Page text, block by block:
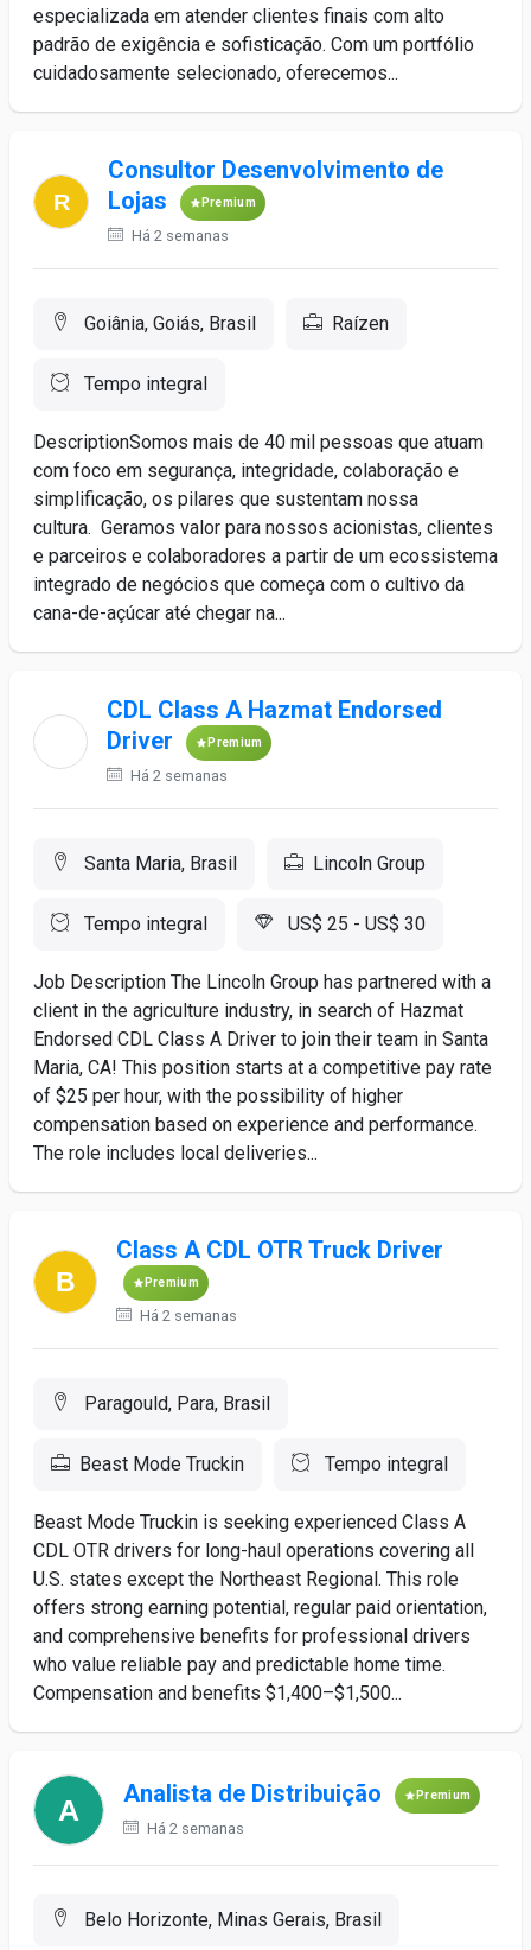
especializada em atender clientes finais com alto
padrão de exigência e sofisticação. Com um portfólio
cuidadosamente selecionado, oferecemos...
Consultor Desenvolvimento de
Lojas
Premium
Há 2 semanas
Goiânia, Goiás, Brasil Raízen
Tempo integral
DescriptionSomos mais de 40 mil pessoas que atuam
com foco em segurança, integridade, colaboração e
simplificação, os pilares que sustentam nossa
cultura. Geramos valor para nossos acionistas, clientes
e parceiros e colaboradores a partir de um ecossistema
integrado de negócios que começa com o cultivo da
cana-de-açúcar até chegar na...
CDL Class A Hazmat Endorsed
Driver
Premium
Há 2 semanas
Santa Maria, Brasil Lincoln Group
Tempo integral US$ 25 - US$ 30
Job Description The Lincoln Group has partnered with a
client in the agriculture industry, in search of Hazmat
Endorsed CDL Class A Driver to join their team in Santa
Maria, CA! This position starts at a competitive pay rate
of $25 per hour, with the possibility of higher
compensation based on experience and performance.
The role includes local deliveries...
Class A CDL OTR Truck Driver
Premium
Há 2 semanas
Paragould, Para, Brasil
Beast Mode Truckin Tempo integral
Beast Mode Truckin is seeking experienced Class A
CDL OTR drivers for long-haul operations covering all
U.S. states except the Northeast Regional. This role
offers strong earning potential, regular paid orientation,
and comprehensive benefits for professional drivers
who value reliable pay and predictable home time.
Compensation and benefits $1,400–$1,500...
Analista de Distribuição Premium
Há 2 semanas
Belo Horizonte, Minas Gerais, Brasil